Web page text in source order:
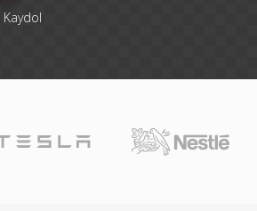
Kaydol